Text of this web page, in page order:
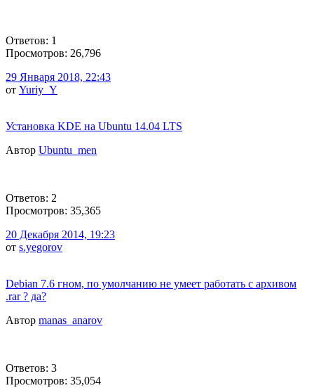
Ответов: 1
Просмотров: 26,796
29 Января 2018, 22:43
от Yuriy_Y
Установка KDE на Ubuntu 14.04 LTS
Автор Ubuntu_men
Ответов: 2
Просмотров: 35,365
20 Декабря 2014, 19:23
от s.yegorov
Debian 7.6 гном, по умолчанию не умеет работать с архивом
.rar ? да?
Автор manas_anarov
Ответов: 3
Просмотров: 35,054